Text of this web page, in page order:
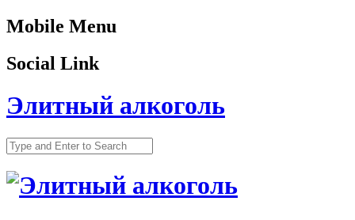
Mobile Menu
Social Link
Элитный алкоголь